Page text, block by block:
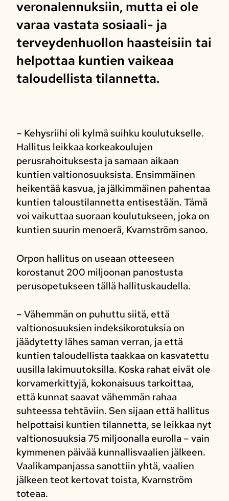
veronalennuksiin, mutta ei ole
varaa vastata sosiaali- ja
terveydenhuollon haasteisiin tai
helpottaa kuntien vaikeaa
taloudellista tilannetta.
– Kehysriihi oli kylmä suihku koulutukselle.
Hallitus leikkaa korkeakoulujen
perusrahoituksesta ja samaan aikaan
kuntien valtionosuuksista. Ensimmäinen
heikentää kasvua, ja jälkimmäinen pahentaa
kuntien taloustilannetta entisestään. Tämä
voi vaikuttaa suoraan koulutukseen, joka on
kuntien suurin menoerä, Kvarnström sanoo.
Orpon hallitus on useaan otteeseen
korostanut 200 miljoonan panostusta
perusopetukseen tällä hallituskaudella.
– Vähemmän on puhuttu siitä, että
valtionosuuksien indeksikorotuksia on
jäädytetty lähes saman verran, ja että
kuntien taloudellista taakkaa on kasvatettu
uusilla lakimuutoksilla. Koska rahat eivät ole
korvamerkittyjä, kokonaisuus tarkoittaa,
että kunnat saavat vähemmän rahaa
suhteessa tehtäviin. Sen sijaan että hallitus
helpottaisi kuntien tilannetta, se leikkaa nyt
valtionosuuksia 75 miljoonalla eurolla – vain
kymmenen päivää kunnallisvaalien jälkeen.
Vaalikampanjassa sanottiin yhtä, vaalien
jälkeen teot kertovat toista, Kvarnström
toteaa.